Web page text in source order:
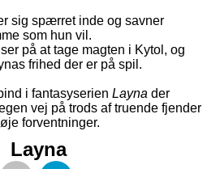
sig spærret inde og savner
som hun vil.
på at tage magten i Kytol, og
frihed der er på spil.
i fantasyserien Layna der
vej på trods af truende fjender
forventninger.
Layna